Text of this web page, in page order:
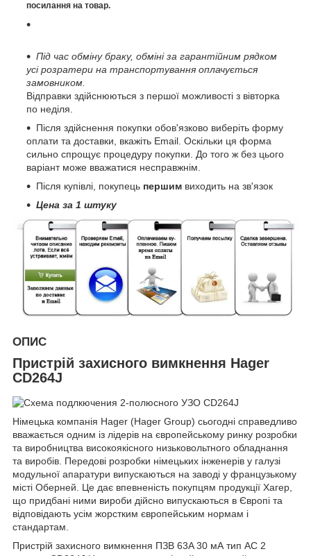
посилання на товар.
Під час обміну браку, обміні за гарантійним рядком
усі розратери на транспортування оплачується
замовником.
Відправки здійснюються з першої можливості з вівторка
по неділя.
Після здійснення покупки обов'язково виберіть форму
оплати та доставки, вкажіть Email. Оскільки ця форма
сильно спрощує процедуру покупки. До того ж без цього
варіант може вважатися несправжнім.
Після купівлі, покупець першим виходить на зв'язок
Цена за 1 штуку
ОПИС
Пристрій захисного вимкнення Hager
CD264J
Німецька компанія Hager (Hager Group) сьогодні справедливо
вважається одним із лідерів на європейському ринку розробки
та виробництва високоякісного низьковольтного обладнання
та виробів. Передові розробки німецьких інженерів у галузі
модульної апаратури випускаються на заводі у французькому
місті Оберней. Це дає впевненість покупцям продукції Хагер,
що придбані ними вироби дійсно випускаються в Європі та
відповідають усім жорстким європейським нормам і
стандартам.
Пристрій захисного вимкнення ПЗВ 63A 30 мА тип AC 2